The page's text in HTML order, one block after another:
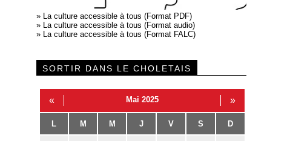
» La culture accessible à tous (Format PDF)
» La culture accessible à tous (Format audio)
» La culture accessible à tous (Format FALC)
SORTIR DANS LE CHOLETAIS
« Mai 2025 »
L M M J V S D